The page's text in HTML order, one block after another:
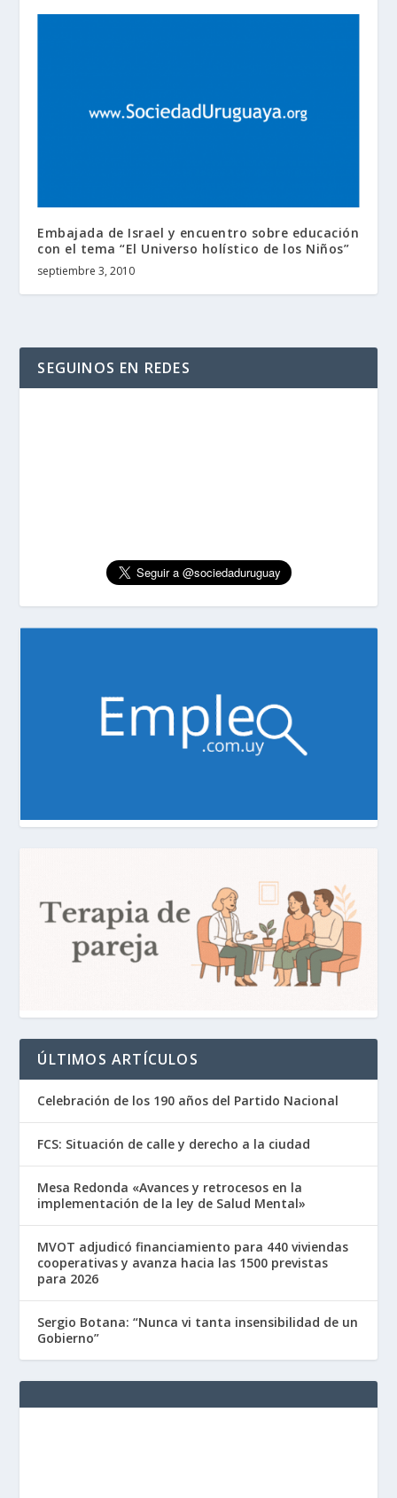
Embajada de Israel y encuentro sobre educación
con el tema “El Universo holístico de los Niños”
septiembre 3, 2010
SEGUINOS EN REDES
ÚLTIMOS ARTÍCULOS
Celebración de los 190 años del Partido Nacional
FCS: Situación de calle y derecho a la ciudad
Mesa Redonda «Avances y retrocesos en la
implementación de la ley de Salud Mental»
MVOT adjudicó financiamiento para 440 viviendas
cooperativas y avanza hacia las 1500 previstas
para 2026
Sergio Botana: “Nunca vi tanta insensibilidad de un
Gobierno”